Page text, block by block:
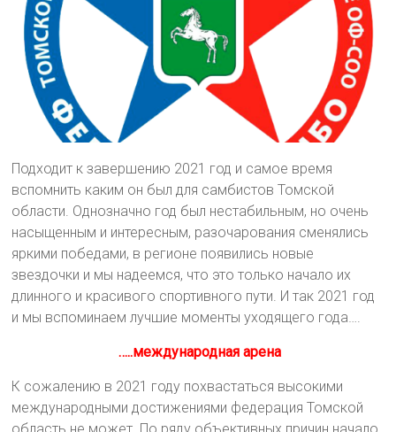
Подходит к завершению 2021 год и самое время
вспомнить каким он был для самбистов Томской
области. Однозначно год был нестабильным, но очень
насыщенным и интересным, разочарования сменялись
яркими победами, в регионе появились новые
звездочки и мы надеемся, что это только начало их
длинного и красивого спортивного пути. И так 2021 год
и мы вспоминаем лучшие моменты уходящего года….
…..международная арена
К сожалению в 2021 году похвастаться высокими
международными достижениями федерация Томской